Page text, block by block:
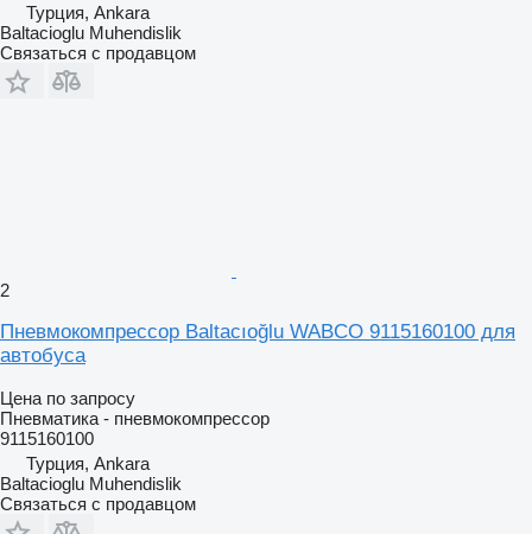
Турция, Ankara
Baltacioglu Muhendislik
Связаться с продавцом
2
Пневмокомпрессор Baltacıoğlu WABCO 9115160100 для
автобуса
Цена по запросу
Пневматика - пневмокомпрессор
9115160100
Турция, Ankara
Baltacioglu Muhendislik
Связаться с продавцом